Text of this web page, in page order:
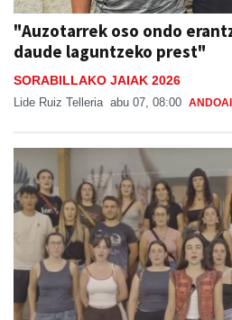
"Auzotarrek oso ondo
daude laguntzeko prest"
SORABILLAKO JAIAK 2026
Lide Ruiz Telleria abu 07, 08:00